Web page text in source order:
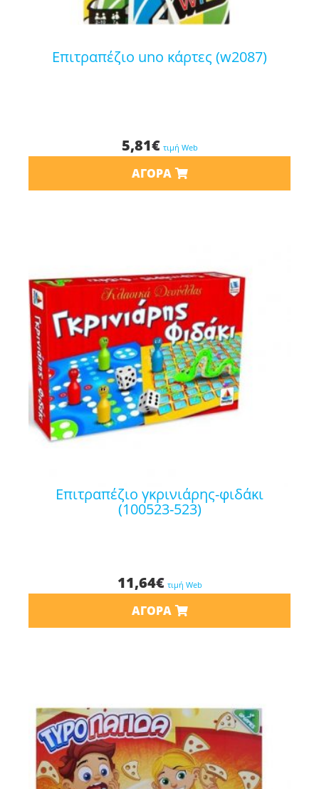
επιτραπέζιο uno κάρτες (w2087)
5,81€ τιμή Web
ΑΓΟΡΆ
επιτραπέζιο γκρινιάρης-φιδάκι
(100523-523)
11,64€ τιμή Web
ΑΓΟΡΆ